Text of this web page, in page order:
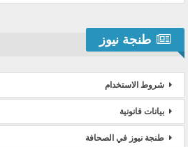
طنجة نيوز
شروط الاستخدام
بيانات قانونية
طنجة نيوز في الصحافة